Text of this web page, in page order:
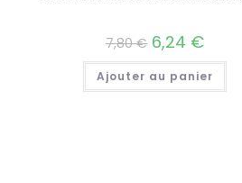
7,80€ 6,24 €
Ajouter au panier